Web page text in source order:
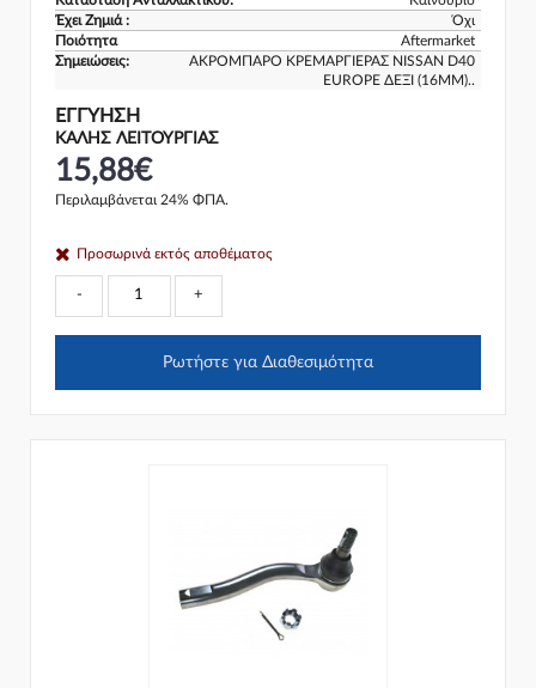
Έχει Ζημιά :
Όχι
Ποιότητα
Aftermarket
Σημειώσεις:
ΑΚΡΟΜΠΑΡΟ ΚΡΕΜΑΡΓΙΕΡΑΣ NISSAN D40
EUROPE ΔΕΞΙ (16MM)..
ΕΓΓΎΗΣΗ
ΚΑΛΗΣ ΛΕΙΤΟΥΡΓΙΑΣ
15,88€
Περιλαμβάνεται 24% ΦΠΑ.
Προσωρινά εκτός αποθέματος
- +
Ρωτήστε για Διαθεσιμότητα